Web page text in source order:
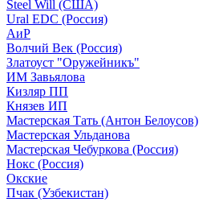
Steel Will (США)
Ural EDC (Россия)
АиР
Волчий Век (Россия)
Златоуст "Оружейникъ"
ИМ Завьялова
Кизляр ПП
Князев ИП
Мастерская Тать (Антон Белоусов)
Мастерская Ульданова
Мастерская Чебуркова (Россия)
Нокс (Россия)
Окские
Пчак (Узбекистан)